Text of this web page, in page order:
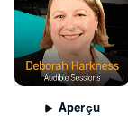
Aperçu